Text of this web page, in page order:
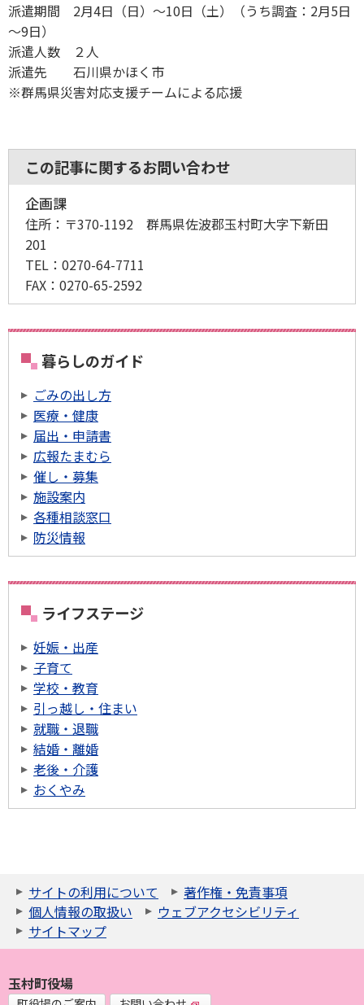
派遣期間 2月4日（日）～10日（土）（うち調査：2月5日
～9日）
派遣人数 ２人
派遣先 石川県かほく市
※群馬県災害対応支援チームによる応援
この記事に関するお問い合わせ
企画課
住所： 〒370-1192 群馬県佐波郡玉村町大字下新田
201
TEL： 0270-64-7711
FAX： 0270-65-2592
暮らしのガイド
ごみの出し方
医療・健康
届出・申請書
広報たまむら
催し・募集
施設案内
各種相談窓口
防災情報
ライフステージ
妊娠・出産
子育て
学校・教育
引っ越し・住まい
就職・退職
結婚・離婚
老後・介護
おくやみ
サイトの利用について
著作権・免責事項
個人情報の取扱い
ウェブアクセシビリティ
サイトマップ
玉村町役場